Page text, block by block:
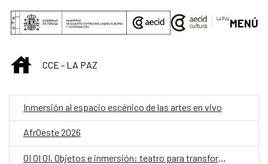
Saltar al contenido principal
MENÚ
INICIOCCE - LA PAZ
Inmersión al espacio escénico de las artes en vivo
AfrOeste 2026
OI OI OI. Objetos e inmersión: teatro para transformar la escuela